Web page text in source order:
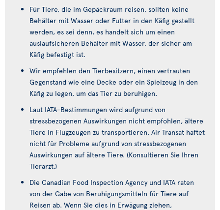
Für Tiere, die im Gepäckraum reisen, sollten keine
Behälter mit Wasser oder Futter in den Käfig gestellt
werden, es sei denn, es handelt sich um einen
auslaufsicheren Behälter mit Wasser, der sicher am
Käfig befestigt ist.
Wir empfehlen den Tierbesitzern, einen vertrauten
Gegenstand wie eine Decke oder ein Spielzeug in den
Käfig zu legen, um das Tier zu beruhigen.
Laut IATA-Bestimmungen wird aufgrund von
stressbezogenen Auswirkungen nicht empfohlen, ältere
Tiere in Flugzeugen zu transportieren. Air Transat haftet
nicht für Probleme aufgrund von stressbezogenen
Auswirkungen auf ältere Tiere. (Konsultieren Sie Ihren
Tierarzt.)
Die Canadian Food Inspection Agency und IATA raten
von der Gabe von Beruhigungsmitteln für Tiere auf
Reisen ab. Wenn Sie dies in Erwägung ziehen,